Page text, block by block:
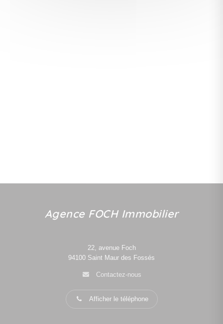
Agence FOCH Immobilier
22, avenue Foch
94100 Saint Maur des Fossés
Contactez-nous
Afficher le téléphone